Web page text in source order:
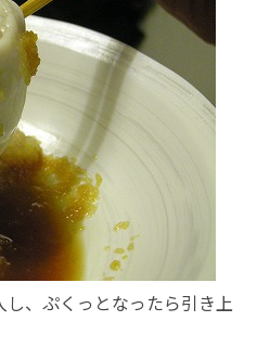
、ぷくっとなったら引き上